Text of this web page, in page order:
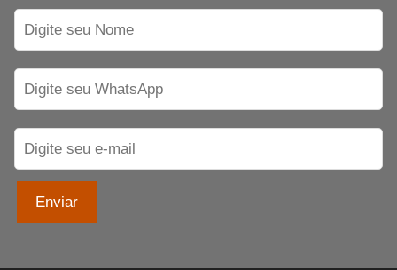
Enviar